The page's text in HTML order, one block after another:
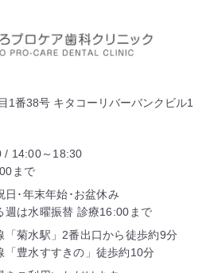
1番38号 キタコーリバーバンクビル1
/ 14:00～18:30
まで
日･年末年始･お盆休み
は水曜振替 診療16:00まで
「菊水駅」2番出口から徒歩約9分
「豊水すすきの」徒歩約10分